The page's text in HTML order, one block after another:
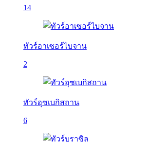
14
ทัวร์อาเซอร์ไบจาน
2
ทัวร์อุซเบกิสถาน
6